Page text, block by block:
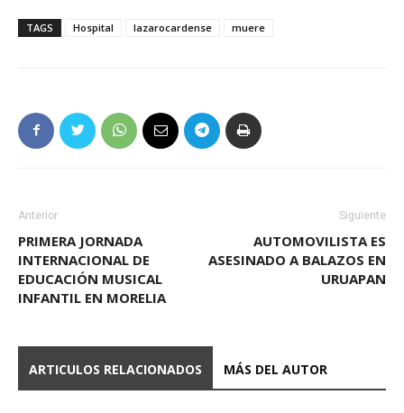
TAGS Hospital lazarocardense muere
Anterior
PRIMERA JORNADA
INTERNACIONAL DE
EDUCACIÓN MUSICAL
INFANTIL EN MORELIA
Siguiente
AUTOMOVILISTA ES
ASESINADO A BALAZOS EN
URUAPAN
ARTICULOS RELACIONADOS MÁS DEL AUTOR